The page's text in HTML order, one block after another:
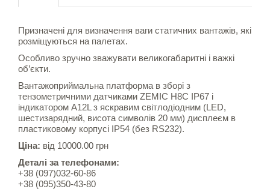
Призначені для визначення ваги статичних вантажів, які
розміщуються на палетах.
Особливо зручно зважувати великогабаритні і важкі
об’єкти.
Вантажоприймальна платформа в зборі з
тензометричними датчиками ZEMIC Н8С IP67 і
індикатором А12L з яскравим світлодіодним (LED,
шестизарядний, висота символів 20 мм) дисплеєм в
пластиковому корпусі IP54 (без RS232).
Ціна: від 10000.00 грн
Деталі за телефонами:
+38 (097)032-60-86
+38 (095)350-43-80